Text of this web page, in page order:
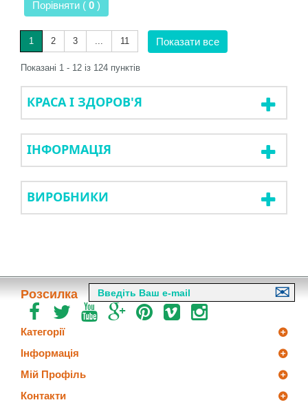
Порівняти ( 0 )
Показати все
1 2 3 ... 11
Показані 1 - 12 із 124 пунктів
КРАСА І ЗДОРОВ'Я
ІНФОРМАЦІЯ
ВИРОБНИКИ
Розсилка
Категорії
Інформація
Мій Профіль
Контакти